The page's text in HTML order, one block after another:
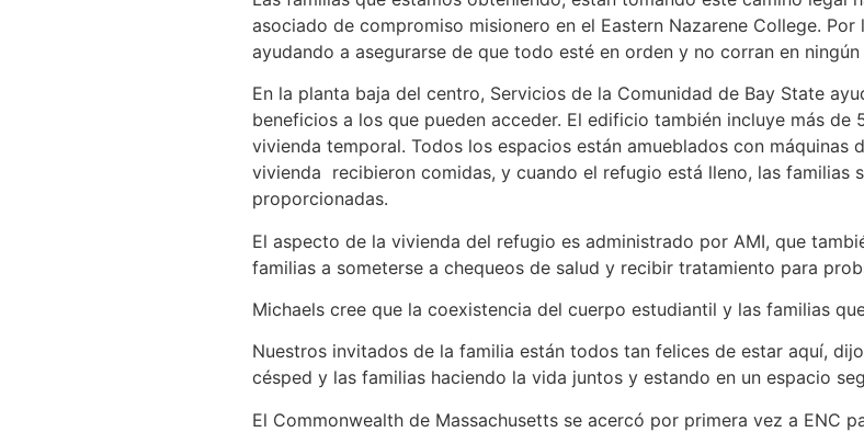
asociado de compromiso misionero en el Eastern Nazarene College.
ayudando a asegurarse de que todo esté en orden y no corran en
En la planta baja del centro, Servicios de la Comunidad de Bay State
beneficios a los que pueden acceder. El edificio también incluye más
vivienda temporal. Todos los espacios están amueblados con
vivienda recibieron comidas, y cuando el refugio está lleno, las
proporcionadas.
El aspecto de la vivienda del refugio es administrado por AMI, que
familias a someterse a chequeos de salud y recibir tratamiento para
Michaels cree que la coexistencia del cuerpo estudiantil y las familias
Nuestros invitados de la familia están todos tan felices de estar aquí,
césped y las familias haciendo la vida juntos y estando en un espacio
El Commonwealth de Massachusetts se acercó por primera vez a ENC